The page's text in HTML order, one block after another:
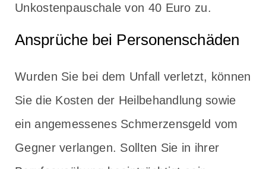
Unkostenpauschale von 40 Euro zu.
Ansprüche bei Personenschäden
Wurden Sie bei dem Unfall verletzt, können
Sie die Kosten der Heilbehandlung sowie
ein angemessenes Schmerzensgeld vom
Gegner verlangen. Sollten Sie in ihrer